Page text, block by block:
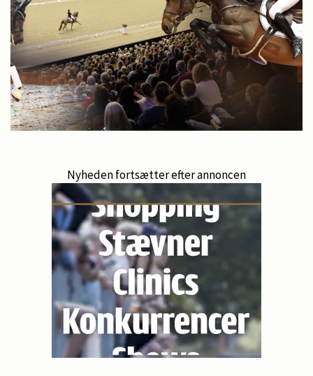
Nyheden fortsætter efter annoncen